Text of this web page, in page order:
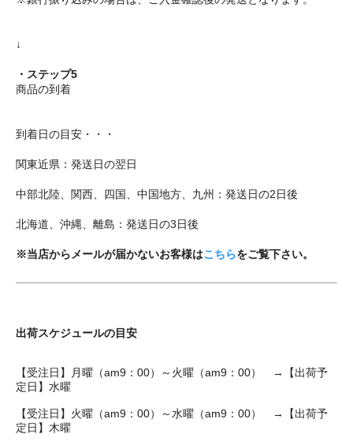
↓
・ステップ5
商品の到着
到着日の目安・・・
関東近県：発送日の翌日
中部北陸、関西、四国、中国地方、九州：発送日の2日後
北海道、沖縄、離島：発送日の3日後
※当店からメールが届かないお客様はこちらをご覧下さい。
出荷スケジュールの目安
【受注日】月曜（am9：00）～火曜（am9：00） →【出荷予
定日】水曜
【受注日】火曜（am9：00）～水曜（am9：00） →【出荷予
定日】木曜